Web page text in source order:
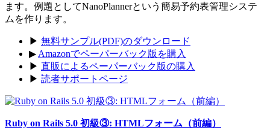
ます。例題としてNanoPlannerという簡易予約表管理システ
ムを作ります。
▶ 無料サンプル(PDF)のダウンロード
▶ Amazonでペーパーバック版を購入
▶ 直販によるペーパーバック版の購入
▶ 読者サポートページ
Ruby on Rails 5.0 初級③: HTMLフォーム（前編）